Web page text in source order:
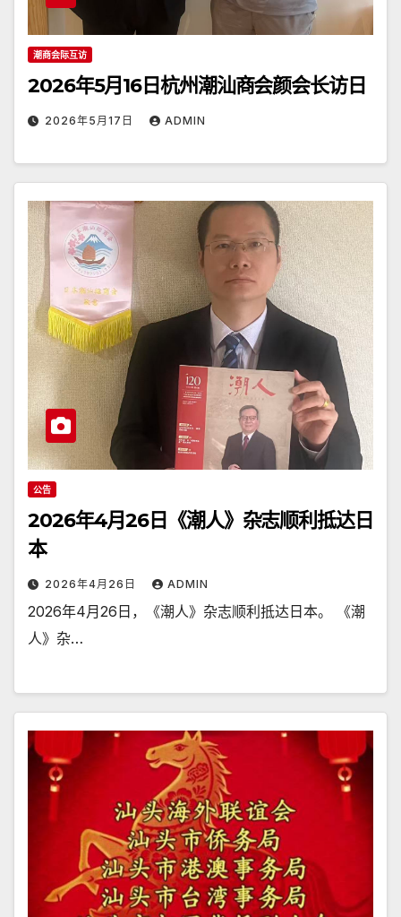
潮商会际互访
2026年5月16日杭州潮汕商会颜会长访日
2026年5月17日 ADMIN
公告
2026年4月26日《潮人》杂志顺利抵达日
本
2026年4月26日 ADMIN
2026年4月26日，《潮人》杂志顺利抵达日本。 《潮
人》杂…